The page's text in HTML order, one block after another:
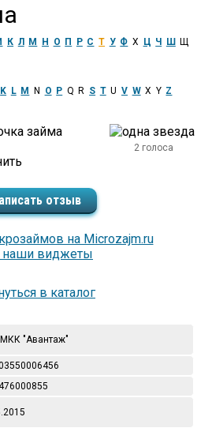
К Л М Н О П Р С Т У Ф Х Ц Ч Ш Щ
K L M N O P Q R S T U V W X Y Z
2 голоса
отзыв
наши виджеты
в каталог
"Авантаж"